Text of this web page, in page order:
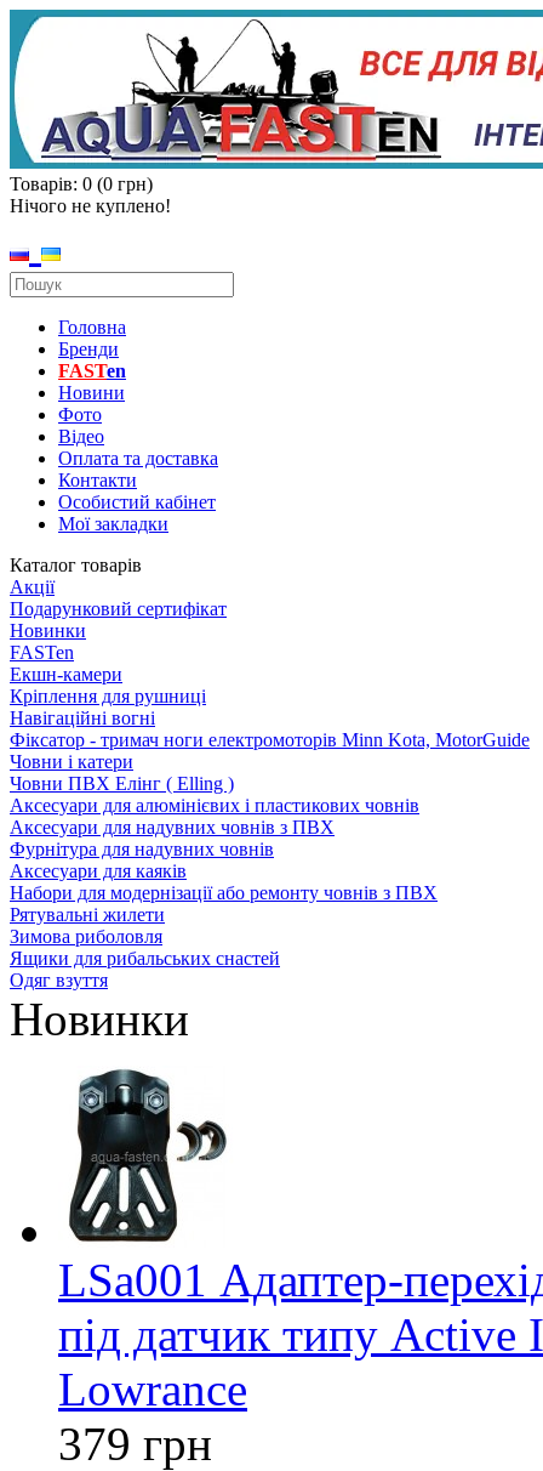
Товарів: 0 (0 грн)
Нічого не куплено!
Головна
Бренди
FASTen
Новини
Фото
Відео
Оплата та доставка
Контакти
Особистий кабінет
Мої закладки
Каталог товарів
Акції
Подарунковий сертифікат
Новинки
FASTen
Екшн-камери
Кріплення для рушниці
Навігаційні вогні
Фіксатор - тримач ноги електромоторів Minn Kota, MotorGuide
Човни і катери
Човни ПВХ Елінг ( Elling )
Аксесуари для алюмінієвих і пластикових човнів
Аксесуари для надувних човнів з ПВХ
Фурнітура для надувних човнів
Аксесуари для каяків
Набори для модернізації або ремонту човнів з ПВХ
Рятувальні жилети
Зимова риболовля
Ящики для рибальських снастей
Одяг взуття
Новинки
LSa001 Адаптер-
під датчик типу Active
Lowrance
379 грн